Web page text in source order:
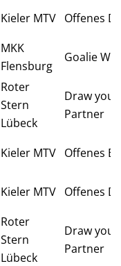
Kieler MTV Offenes
MKK
Flensburg
Goalie War
Roter
Stern
Lübeck
Draw your
Partner
Kieler MTV Offenes
Kieler MTV Offenes
Roter
Stern
Lübeck
Draw your
Partner